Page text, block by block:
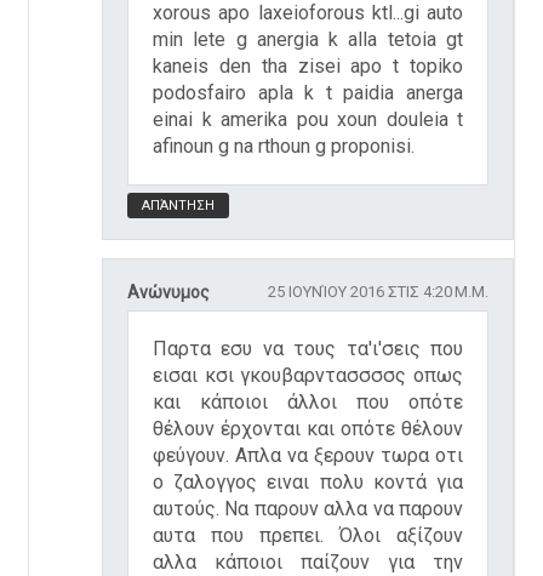
xorous apo laxeioforous ktl...gi auto
min lete g anergia k alla tetoia gt
kaneis den tha zisei apo t topiko
podosfairo apla k t paidia anerga
einai k amerika pou xoun douleia t
afinoun g na rthoun g proponisi.
ΑΠΆΝΤΗΣΗ
Ανώνυμος 25 ΙΟΥΝΊΟΥ 2016 ΣΤΙΣ 4:20 Μ.Μ.
Παρτα εσυ να τους τα'ι'σεις που
εισαι κσι γκουβαρντασσσσς οπως
και κάποιοι άλλοι που οπότε
θέλουν έρχονται και οπότε θέλουν
φεύγουν. Απλα να ξερουν τωρα οτι
ο ζαλογγος ειναι πολυ κοντά για
αυτούς. Να παρουν αλλα να παρουν
αυτα που πρεπει. Όλοι αξίζουν
αλλα κάποιοι παίζουν για την